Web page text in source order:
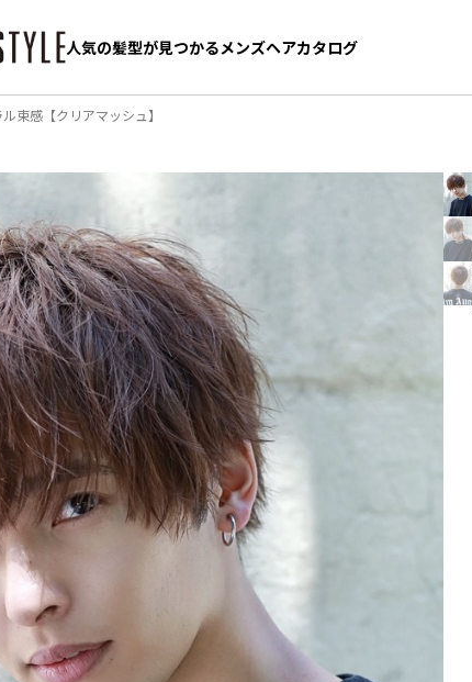
人気の髪型が見つかるメンズヘアカタログ
人気の髪型が見つかるメンズヘアカタログ
束感【クリアマッシュ】